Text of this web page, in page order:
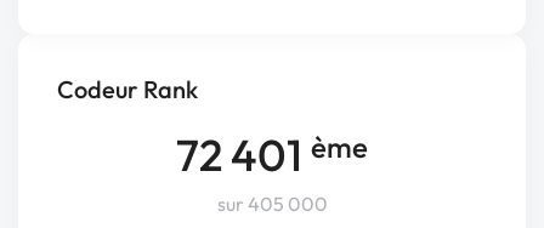
Codeur Rank
72 401 ème
sur 405 000